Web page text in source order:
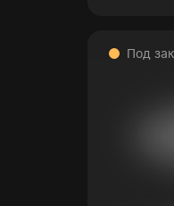
Под